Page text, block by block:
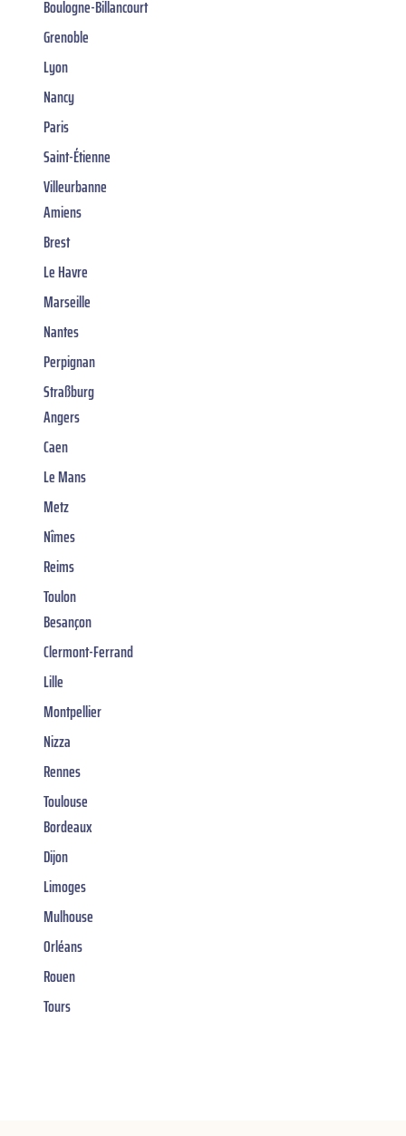
Boulogne-Billancourt
Grenoble
Lyon
Nancy
Paris
Saint-Étienne
Villeurbanne
Amiens
Brest
Le Havre
Marseille
Nantes
Perpignan
Straßburg
Angers
Caen
Le Mans
Metz
Nîmes
Reims
Toulon
Besançon
Clermont-Ferrand
Lille
Montpellier
Nizza
Rennes
Toulouse
Bordeaux
Dijon
Limoges
Mulhouse
Orléans
Rouen
Tours